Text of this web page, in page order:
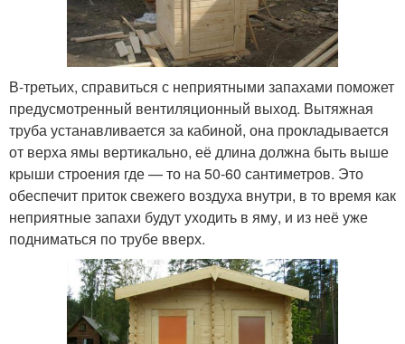
В-третьих, справиться с неприятными запахами поможет
предусмотренный вентиляционный выход. Вытяжная
труба устанавливается за кабиной, она прокладывается
от верха ямы вертикально, её длина должна быть выше
крыши строения где — то на 50-60 сантиметров. Это
обеспечит приток свежего воздуха внутри, в то время как
неприятные запахи будут уходить в яму, и из неё уже
подниматься по трубе вверх.